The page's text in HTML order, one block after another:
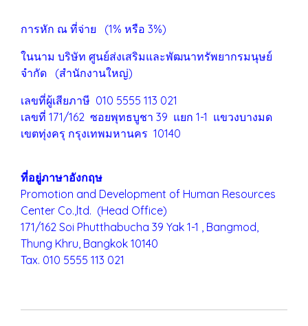
การหัก ณ ที่จ่าย (1% หรือ 3%)
ในนาม บริษัท ศูนย์ส่งเสริมและพัฒนาทรัพยากรมนุษย์
จำกัด (สำนักงานใหญ่)
เลขที่ผู้เสียภาษี 010 5555 113 021
เลขที่ 171/162 ซอยพุทธบูชา 39 แยก 1-1 แขวงบางมด
เขตทุ่งครุ กรุงเทพมหานคร 10140
ที่อยู่ภาษาอังกฤษ
Promotion and Development of Human Resources
Center Co.,ltd. (Head Office)
171/162 Soi Phutthabucha 39 Yak 1-1 , Bangmod,
Thung Khru, Bangkok 10140
Tax. 010 5555 113 021